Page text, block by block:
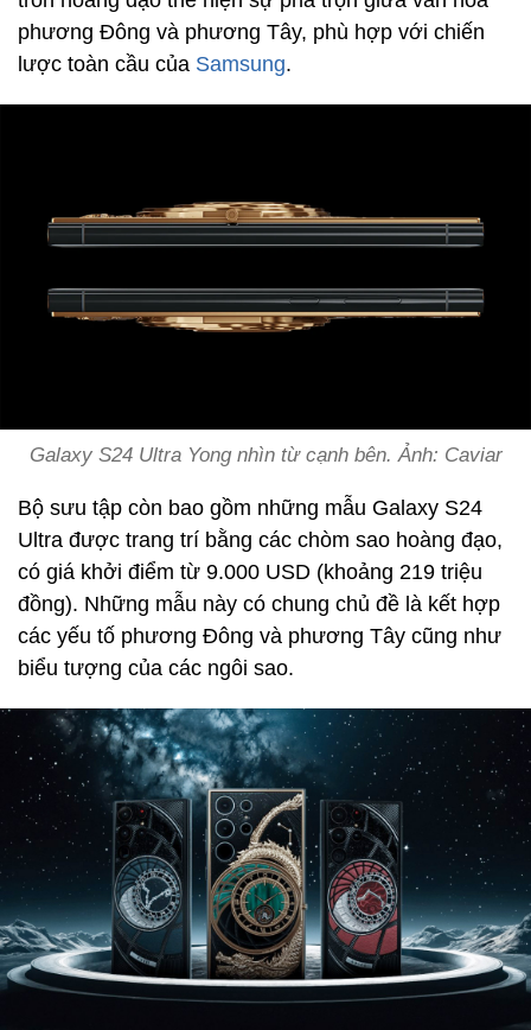
phương Đông và phương Tây, phù hợp với chiến
lược toàn cầu của Samsung.
Galaxy S24 Ultra Yong nhìn từ cạnh bên. Ảnh: Caviar
Bộ sưu tập còn bao gồm những mẫu Galaxy S24
Ultra được trang trí bằng các chòm sao hoàng đạo,
có giá khởi điểm từ 9.000 USD (khoảng 219 triệu
đồng). Những mẫu này có chung chủ đề là kết hợp
các yếu tố phương Đông và phương Tây cũng như
biểu tượng của các ngôi sao.